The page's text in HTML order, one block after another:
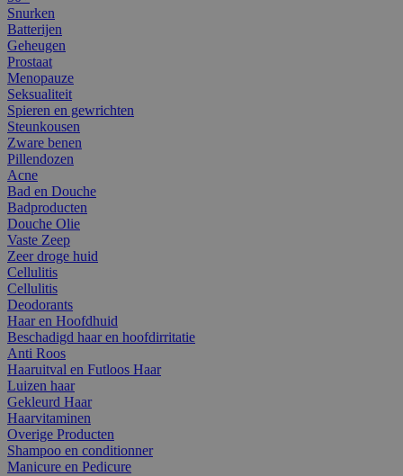
Snurken
Batterijen
Geheugen
Prostaat
Menopauze
Seksualiteit
Spieren en gewrichten
Steunkousen
Zware benen
Pillendozen
Acne
Bad en Douche
Badproducten
Douche Olie
Vaste Zeep
Zeer droge huid
Cellulitis
Cellulitis
Deodorants
Haar en Hoofdhuid
Beschadigd haar en hoofdirritatie
Anti Roos
Haaruitval en Futloos Haar
Luizen haar
Gekleurd Haar
Haarvitaminen
Overige Producten
Shampoo en conditionner
Manicure en Pedicure